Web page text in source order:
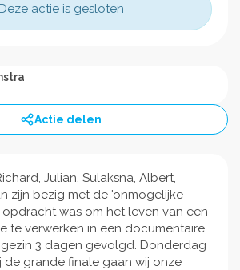
Deze actie is gesloten
Actie delen
Julian, Sulaksna, Albert,
zijn bezig met de 'onmogelijke
was om het leven van een
te verwerken in een documentaire.
3 dagen gevolgd. Donderdag
de grande finale gaan wij onze